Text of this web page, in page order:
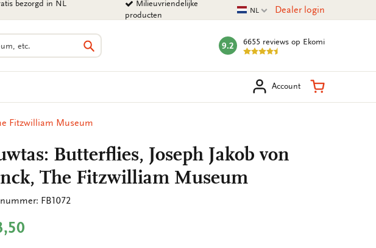
bezorgd in NL
Milieuvriendelijke
producten
Huidige taal
NL Dealer login
Zoeken
mark:
9.2 6655 reviews op Ekomi
Account Winkelmand
Fitzwilliam Museum
Butterflies, Joseph Jakob von
The Fitzwilliam Museum
FB1072